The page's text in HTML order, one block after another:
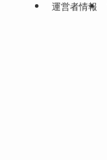
運営者情報